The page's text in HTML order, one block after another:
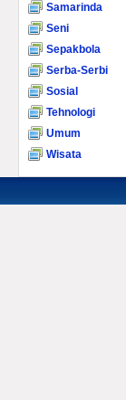
Samarinda
Seni
Sepakbola
Serba-Serbi
Sosial
Tehnologi
Umum
Wisata